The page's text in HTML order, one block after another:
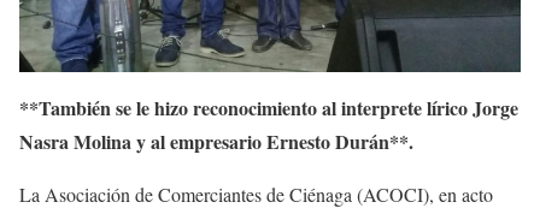
**También se le hizo reconocimiento al interprete lírico Jorge
Nasra Molina y al empresario Ernesto Durán**.
La Asociación de Comerciantes de Ciénaga (ACOCI), en acto